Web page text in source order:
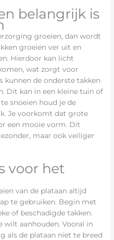
belangrijk is
groeien, dan wordt
groeien ver uit en
Hierdoor kan licht
wat zorgt voor
kunnen de onderste takken
Dit kan in een kleine tuin of
snoeien houd je de
Je voorkomt dat grote
een mooie vorm. Dit
maar ook veiliger
voor het
van de plataan altijd
te gebruiken. Begin met
of beschadigde takken.
wilt aanhouden. Vooral in
als de plataan niet te breed